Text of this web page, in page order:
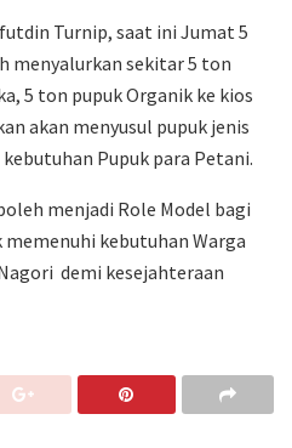
Turnip, saat ini Jumat 5
menyalurkan sekitar 5 ton
5 ton pupuk Organik ke kios
akan menyusul pupuk jenis
Pupuk para Petani.
menjadi Role Model bagi
kebutuhan Warga
demi kesejahteraan